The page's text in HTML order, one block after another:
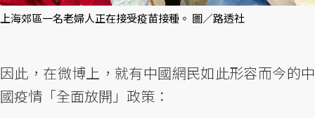
上海郊區一名老婦人正在接受疫苗接種。 圖／路透社
因此，在微博上，就有中國網民如此形容而今的中
國疫情「全面放開」政策：